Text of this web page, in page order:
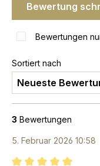
Bewertung
Bewertungen
Sortiert nach
3 Bewertungen
5. Februar 2026 10:58